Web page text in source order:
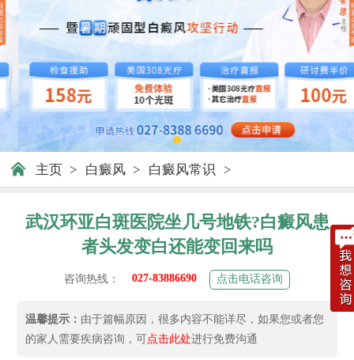
主页 > 白癜风 > 白癜风常识 >
武汉环亚白斑医院坐几号地铁?白癜风患
者头发变白还能变回来吗
咨询热线： 027-83886690 点击电话咨询
温馨提示： 由于篇幅原因，很多内容不能详尽，如果您或者您
的家人需要疾病咨询，可点击此处进行免费沟通